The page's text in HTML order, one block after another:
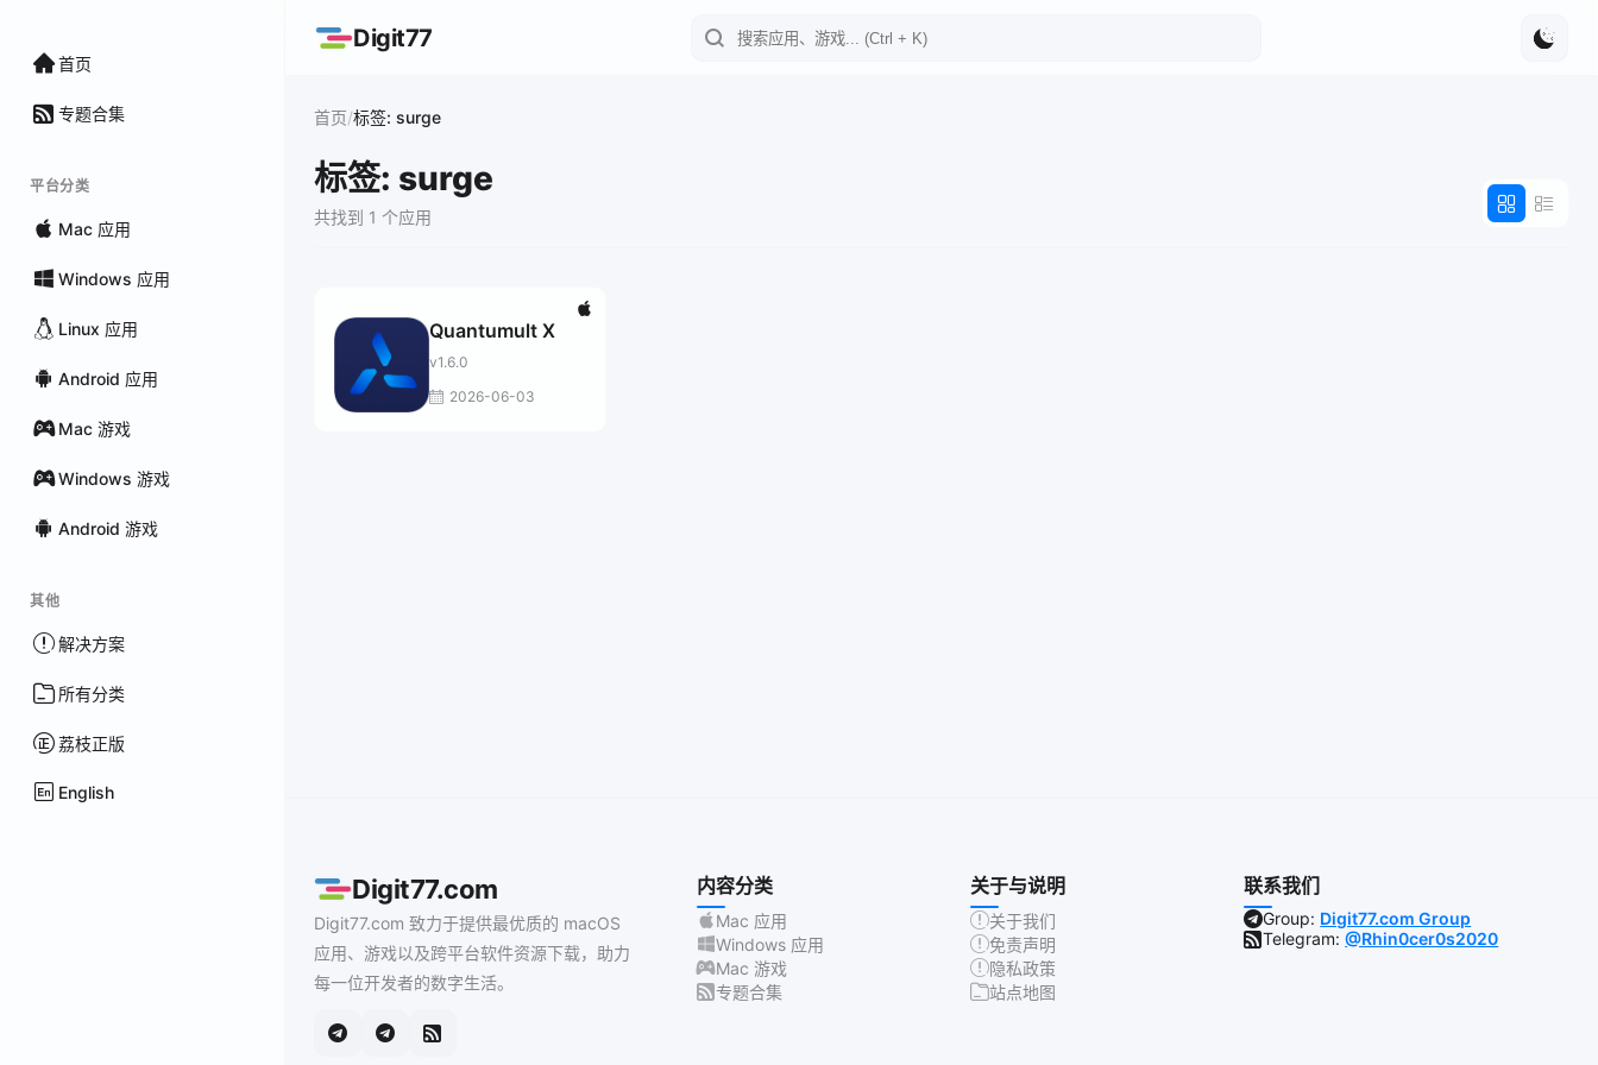
首页
专题合集
平台分类
Mac 应用
Windows 应用
Linux 应用
Android 应用
Mac 游戏
Windows 游戏
Android 游戏
其他
解决方案
所有分类
荔枝正版
English
Digit77
首页/标签: surge
标签: surge
共找到 1 个应用
Quantumult X
v1.6.0
2026-06-03
Digit77.com
Digit77.com 致力于提供最优质的 macOS
应用、游戏以及跨平台软件资源下载，助力
每一位开发者的数字生活。
内容分类
Mac 应用
Windows 应用
Mac 游戏
专题合集
关于与说明
关于我们
免责声明
隐私政策
站点地图
联系我们
Group: Digit77.com Group
Telegram:@Rhin0cer0s2020